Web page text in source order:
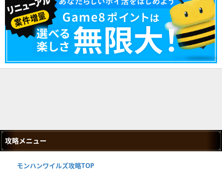
攻略メニュー
モンハンワイルズ攻略TOP